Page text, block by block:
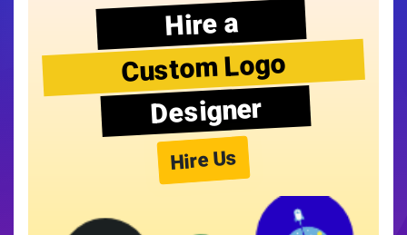
Hire a
Custom Logo
Designer
Hire Us